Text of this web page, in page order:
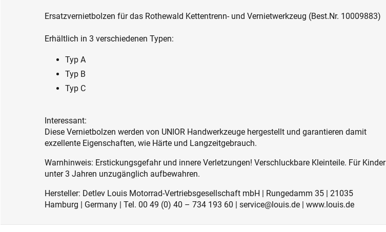
Ersatzvernietbolzen für das Rothewald Kettentrenn- und Vernietwerkzeug (Best.Nr. 10009883)
Erhältlich in 3 verschiedenen Typen:
Typ A
Typ B
Typ C
Interessant:
Diese Vernietbolzen werden von UNIOR Handwerkzeuge hergestellt und garantieren damit
exzellente Eigenschaften, wie Härte und Langzeitgebrauch.
Warnhinweis: Erstickungsgefahr und innere Verletzungen! Verschluckbare Kleinteile. Für Kinder
unter 3 Jahren unzugänglich aufbewahren.
Hersteller: Detlev Louis Motorrad-Vertriebsgesellschaft mbH | Rungedamm 35 | 21035
Hamburg | Germany | Tel. 00 49 (0) 40 – 734 193 60 | service@louis.de | www.louis.de